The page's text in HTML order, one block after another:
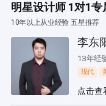
明星设计师 1对1专
10年以上从业经验 五星推荐
李东
13年经
现代
点击查